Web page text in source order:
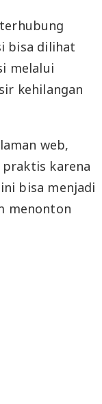
bisa dilihat
melalui
kehilangan
web,
karena
bisa menjadi
menonton